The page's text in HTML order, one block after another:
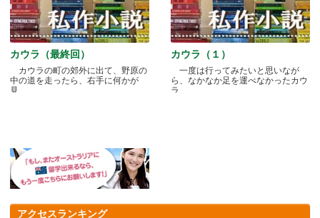
カウラ（最終回）
カウラの町の郊外に出て、野原の
中の道を走ったら、右手に何かが
見.....
カウラ（１）
一度は行ってみたいと思いなが
ら、なかなか足を運べなかったカウ
ラ.....
アクセスランキング